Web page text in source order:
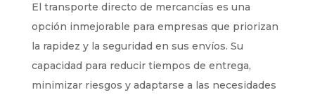
El transporte directo de mercancías es una
opción inmejorable para empresas que priorizan
la rapidez y la seguridad en sus envíos. Su
capacidad para reducir tiempos de entrega,
minimizar riesgos y adaptarse a las necesidades